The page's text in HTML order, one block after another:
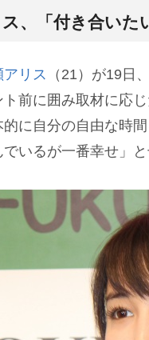
、「付き合いた
アリス （21）が19日
前に囲み取材に応
に自分の自由な時
いるが一番幸せ」